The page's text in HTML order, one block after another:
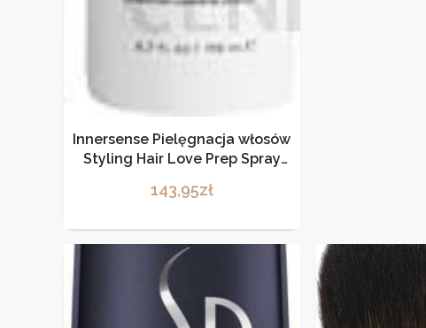
Innersense Pielęgnacja włosów
Styling Hair Love Prep Spray
143,95zł